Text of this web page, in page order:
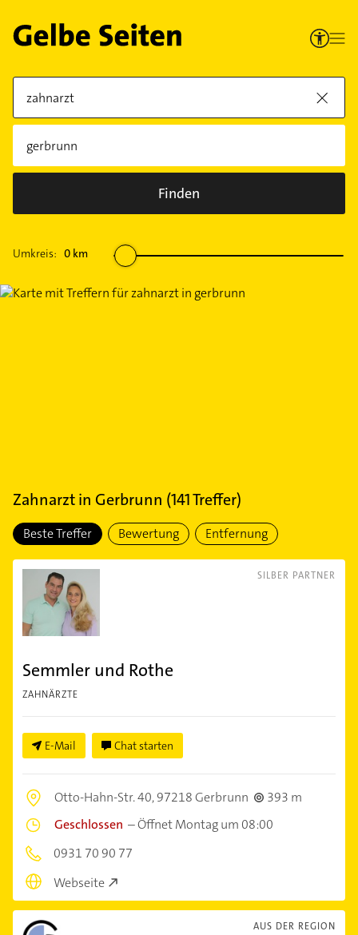
Finden
Umkreis: 0 km
Zahnarztin Gerbrunn (141Treffer)
Beste Treffer Bewertung Entfernung
SILBER PARTNER
Semmler und Rothe
ZAHNÄRZTE
E-Mail Chat starten
Otto-Hahn-Str. 40,97218 Gerbrunn
393 m
Geschlossen –Öffnet Montag um 08:00
0931 70 90 77
Webseite
AUS DER REGION